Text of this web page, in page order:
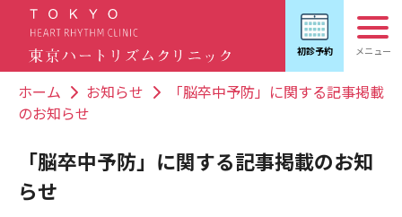
ホーム お知らせ
「脳卒中予防」に関する記事掲載
のお知らせ
「脳卒中予防」に関する記事掲載のお知
らせ